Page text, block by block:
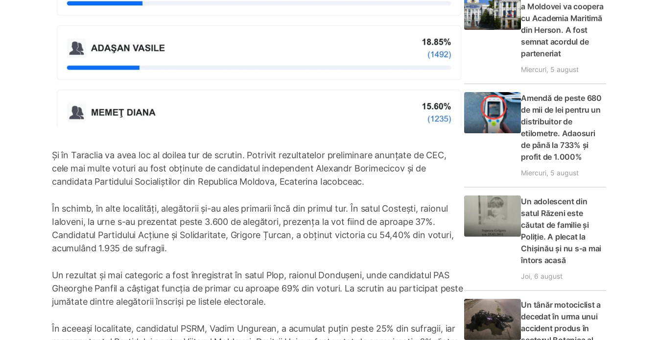
Și în Taraclia va avea loc al doilea tur de scrutin. Potrivit rezultatelor preliminare anunțate de CEC,
cele mai multe voturi au fost obținute de candidatul independent Alexandr Borimecicov și de
candidata Partidului Socialiștilor din Republica Moldova, Ecaterina Iacobceac.
În schimb, în alte localități, alegătorii și-au ales primarii încă din primul tur. În satul Costești, raionul
Ialoveni, la urne s-au prezentat peste 3.600 de alegători, prezența la vot fiind de aproape 37%.
Candidatul Partidului Acțiune și Solidaritate, Grigore Țurcan, a obținut victoria cu 54,40% din voturi,
acumulând 1.935 de sufragii.
Un rezultat și mai categoric a fost înregistrat în satul Plop, raionul Dondușeni, unde candidatul PAS
Gheorghe Panfil a câștigat funcția de primar cu aproape 69% din voturi. La scrutin au participat peste
jumătate dintre alegătorii înscriși pe listele electorale.
În aceeași localitate, candidatul PSRM, Vadim Ungurean, a acumulat puțin peste 25% din sufragii, iar
a Moldovei va coopera
cu Academia Maritimă
din Herson. A fost
semnat acordul de
parteneriat
Miercuri, 5 august
Amendă de peste 680
de mii de lei pentru un
distribuitor de
etilometre. Adaosuri
de până la 733% și
profit de 1.000%
Miercuri, 5 august
Un adolescent din
satul Răzeni este
căutat de familie și
Poliție. A plecat la
Chișinău și nu s-a mai
întors acasă
Joi, 6 august
Un tânăr motociclist a
decedat în urma unui
accident produs în